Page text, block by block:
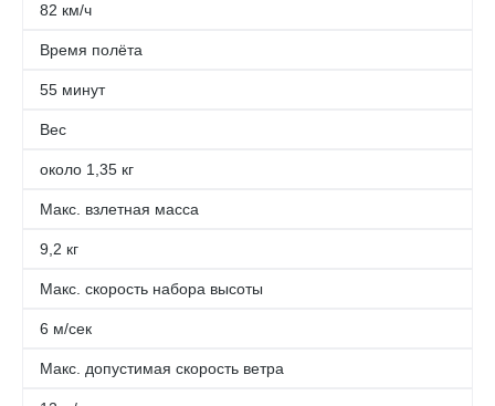
82 км/ч
Время полёта
55 минут
Вес
около 1,35 кг
Макс. взлетная масса
9,2 кг
Макс. скорость набора высоты
6 м/сек
Макс. допустимая скорость ветра